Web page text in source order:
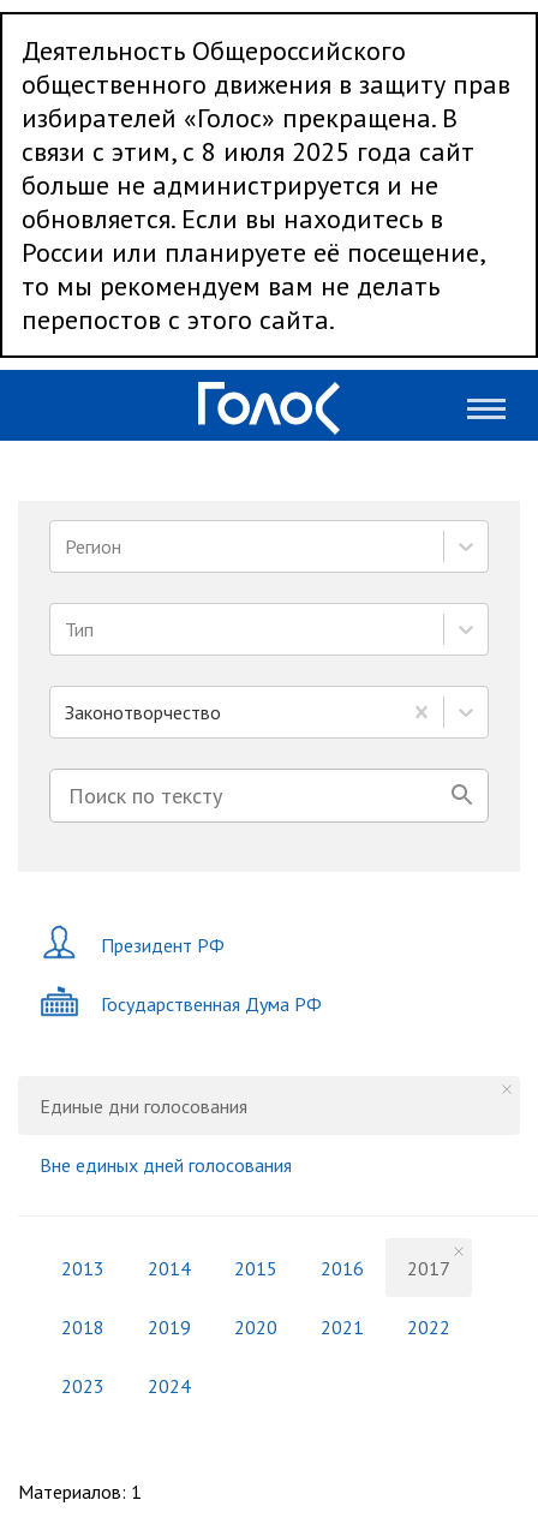
Деятельность Общероссийского
общественного движения в защиту прав
избирателей «Голос» прекращена. В
связи с этим, с 8 июля 2025 года сайт
больше не администрируется и не
обновляется. Если вы находитесь в
России или планируете её посещение,
то мы рекомендуем вам не делать
перепостов с этого сайта.
Регион
Тип
Законотворчество
Президент РФ
Государственная Дума РФ
Единые дни голосования
Вне единых дней голосования
2013 2014 2015 2016 2017
2018 2019 2020 2021 2022
2023 2024
Материалов: 1